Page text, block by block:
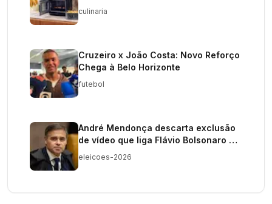
culinaria
Cruzeiro x João Costa: Novo Reforço
Chega à Belo Horizonte
futebol
André Mendonça descarta exclusão
de vídeo que liga Flávio Bolsonaro ao
PCC
eleicoes-2026